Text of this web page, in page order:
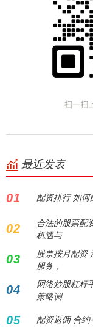
最近发表
01 配资
02
合法的股票配
机遇与
03
股票按月配资
服务，
04
网络炒股杠杆
策略调
05 配资返佣 合约